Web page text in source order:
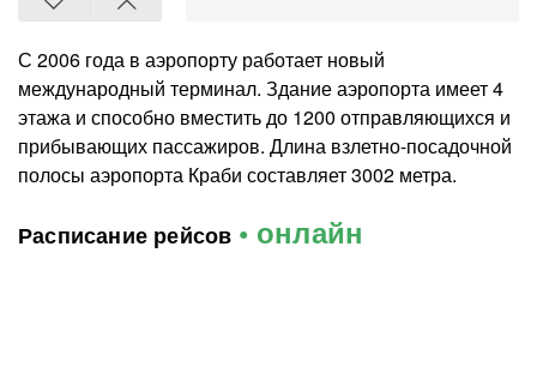
С 2006 года в аэропорту работает новый
международный терминал. Здание аэропорта имеет 4
этажа и способно вместить до 1200 отправляющихся и
прибывающих пассажиров. Длина взлетно-посадочной
полосы аэропорта Краби составляет 3002 метра.
Расписание рейсов • онлайн